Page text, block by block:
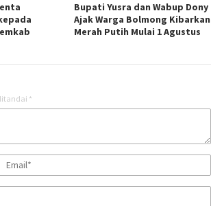
Bupati Yusra dan Wabup Dony
Ajak Warga Bolmong Kibarkan
Merah Putih Mulai 1 Agustus
*